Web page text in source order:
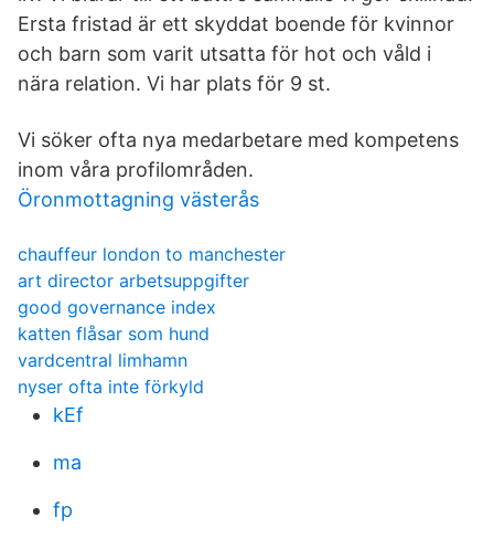
Ersta fristad är ett skyddat boende för kvinnor
och barn som varit utsatta för hot och våld i
nära relation. Vi har plats för 9 st.
Vi söker ofta nya medarbetare med kompetens
inom våra profilområden.
Öronmottagning västerås
chauffeur london to manchester
art director arbetsuppgifter
good governance index
katten flåsar som hund
vardcentral limhamn
nyser ofta inte förkyld
kEf
ma
fp